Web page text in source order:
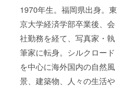
1970年生。福岡県出身。東
京大学経済学部卒業後、会
社勤務を経て、写真家・執
筆家に転身。シルクロード
を中心に海外国内の自然風
景、建築物、人々の生活や